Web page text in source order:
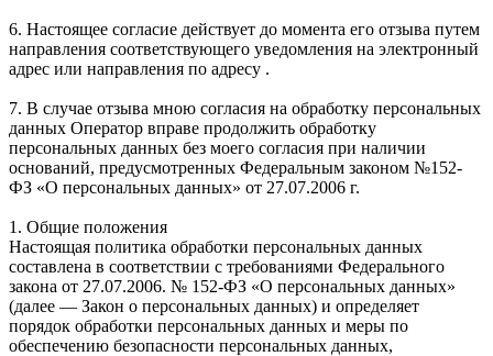
6. Настоящее согласие действует до момента его отзыва путем
направления соответствующего уведомления на электронный
адрес или направления по адресу .
7. В случае отзыва мною согласия на обработку персональных
данных Оператор вправе продолжить обработку
персональных данных без моего согласия при наличии
оснований, предусмотренных Федеральным законом №152-
ФЗ «О персональных данных» от 27.07.2006 г.
1. Общие положения
Настоящая политика обработки персональных данных
составлена в соответствии с требованиями Федерального
закона от 27.07.2006. № 152-ФЗ «О персональных данных»
(далее — Закон о персональных данных) и определяет
порядок обработки персональных данных и меры по
обеспечению безопасности персональных данных,